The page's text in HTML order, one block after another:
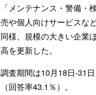
「メンテナンス・警備
売や個人向けサービスな
同様、規模の大きい企業
高を更新した。
調査期間は10月18日-31
（回答率43.1％）。